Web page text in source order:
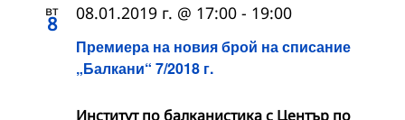
вт
8
Премиера на новия брой на списание
„Балкани“ 7/2018 г.
08.01.2019 г. @ 17:00 - 19:00
Институт по балканистика с Център по